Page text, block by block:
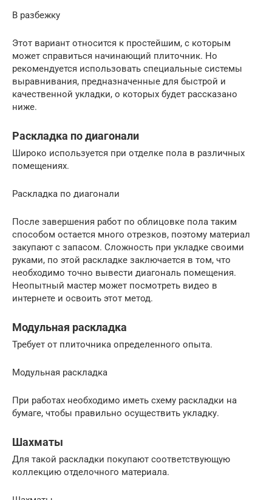
В разбежку
Этот вариант относится к простейшим, с которым
может справиться начинающий плиточник. Но
рекомендуется использовать специальные системы
выравнивания, предназначенные для быстрой и
качественной укладки, о которых будет рассказано
ниже.
Раскладка по диагонали
Широко используется при отделке пола в различных
помещениях.
Раскладка по диагонали
После завершения работ по облицовке пола таким
способом остается много отрезков, поэтому материал
закупают с запасом. Сложность при укладке своими
руками, по этой раскладке заключается в том, что
необходимо точно вывести диагональ помещения.
Неопытный мастер может посмотреть видео в
интернете и освоить этот метод.
Модульная раскладка
Требует от плиточника определенного опыта.
Модульная раскладка
При работах необходимо иметь схему раскладки на
бумаге, чтобы правильно осуществить укладку.
Шахматы
Для такой раскладки покупают соответствующую
коллекцию отделочного материала.